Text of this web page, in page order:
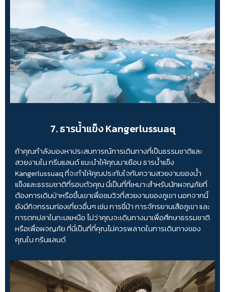
7. ธารน้ำแข็ง Kangerlussuaq
ถ้าคุณกำลังมองหาประสบการณ์การเดินทางที่เป็นธรรมชาติและ
สวยงามใน กรีนแลนด์ แนะนำให้คุณมาเยือน ธารน้ำแข็ง
Kangerlussuaq ที่จะทำให้คุณประทับใจกับความสวยงามของน้ำ
แข็งและธรรมชาติที่รอบตัวคุณ นี่เป็นที่ที่เหมาะสำหรับนักผจญภัยที่
ต้องการเดินป่าหรือขึ้นเขาเพื่อชมวิวที่สวยงามของภูเขา นอกจากนี้
ยังมีกิจกรรมท่องเที่ยวอื่นๆ เช่น การขี่ม้า การจักรยานเสือภูเขา และ
การตกปลาในทะเลเหนือ ไม่ว่าคุณจะเดินทางมาเพื่อศึกษาธรรมชาติ
หรือเพื่อผจญภัย ที่นี่เป็นที่ที่คุณไม่ควรพลาดในการเดินทางของ
คุณใน กรีนแลนด์